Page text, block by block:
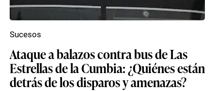
Ataque a balazos contra bus de Las
Estrellas de la Cumbia: ¿Quiénes están
detrás de los disparos y amenazas?
Sucesos